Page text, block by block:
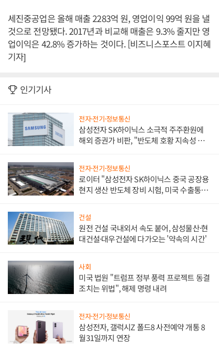
세진중공업은 올해 매출 2283억 원, 영업이익 99억 원을 낼
것으로 전망됐다. 2017년과 비교해 매출은 9.3% 줄지만 영
업이익은 42.8% 증가하는 것이다. [비즈니스포스트 이지혜
기자]
인기기사
전자·전기·정보통신
삼성전자 SK하이닉스 소극적 주주환원에
해외 증권가 비판, "반도체 호황 지속성 의
전자·전기·정보통신
로이터 "삼성전자 SK하이닉스 중국 공장용
현지 생산 반도체 장비 시험, 미국 수출통제
건설
원전 건설 국내외서 속도 붙어, 삼성물산·현
대건설·대우건설에 다가오는 '약속의 시간'
사회
미국 법원 "트럼프 정부 풍력 프로젝트 동결
조치는 위법", 해제 명령 내려
전자·전기·정보통신
삼성전자, 갤럭시Z 폴드8 사전예약 개통 8
월31일까지 연장